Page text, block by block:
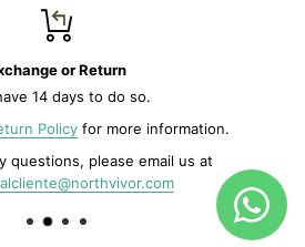
or Return
14 days to do so.
Policy for more information.
questions, please email us at